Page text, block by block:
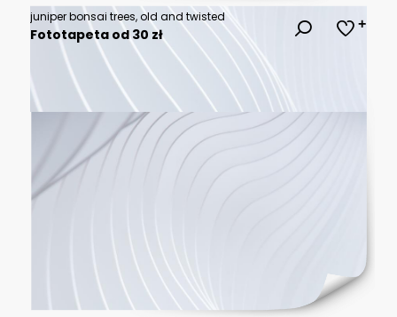
juniper bonsai trees, old and twisted
Fototapeta od 30 zł